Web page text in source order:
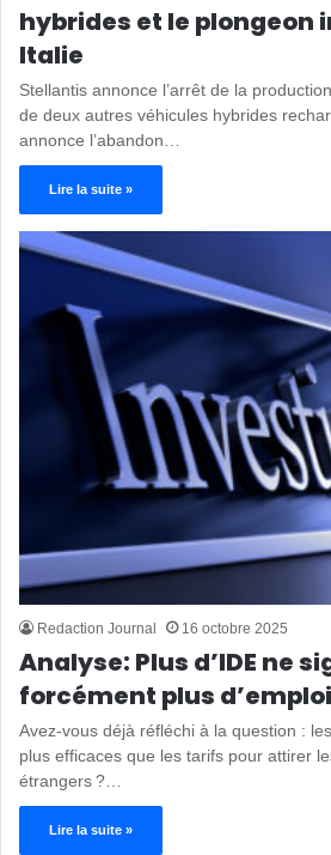
hybrides et le plongeon
Italie
Stellantis annonce l’arrêt de la
de deux autres véhicules hybrides
annonce l’abandon…
Lire la suite »
Redaction Journal 16 octobre 2025
Analyse: Plus d’IDE ne
forcément plus
Avez-vous déjà réfléchi à la question :
plus efficaces que les tarifs pour attirer
étrangers ?…
Lire la suite »